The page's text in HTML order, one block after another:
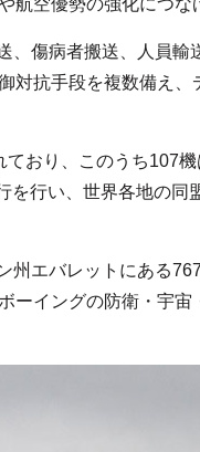
航空優勢の強化につな
傷病者搬送、人員輸
対抗手段を複数備え、
おり、このうち107機
を行い、世界各地の同
エバレットにある
ーイングの防衛・宇